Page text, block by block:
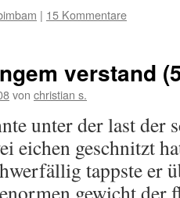
| 15 Kommentare
verstand
von christian s.
unter der last der
eichen geschnitzt
tappste er
gewicht der